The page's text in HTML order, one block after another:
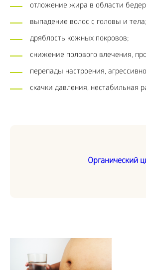
отложение жира в области
выпадение волос с головы и тела;
дряблость кожных покровов;
снижение полового влечения,
перепады настроения,
скачки давления, нестабильная
Органический